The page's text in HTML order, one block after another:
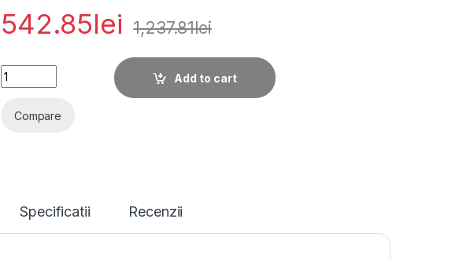
542.85lei 1,237.81lei
Camera supraveghere Hikvision IP DS-2CD2443G2-I 2MM ,4 MP resolution,1/3"
Add to cart
Compare
Specificatii Recenzii